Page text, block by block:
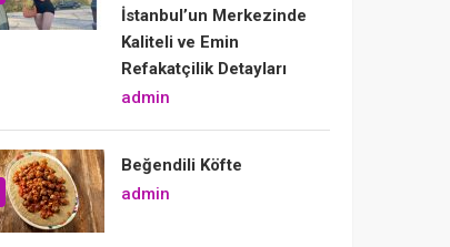
İstanbul’un Merkezinde
Kaliteli ve Emin
Refakatçilik Detayları
admin
Beğendili Köfte
admin